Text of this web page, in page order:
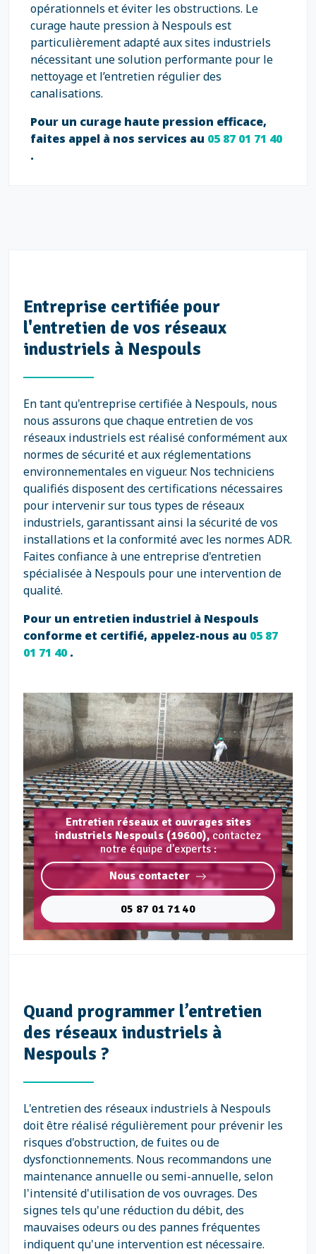
opérationnels et éviter les obstructions. Le
curage haute pression à Nespouls est
particulièrement adapté aux sites industriels
nécessitant une solution performante pour le
nettoyage et l’entretien régulier des
canalisations.
Pour un curage haute pression efficace,
faites appel à nos services au 05 87 01 71 40
.
Entreprise certifiée pour
l'entretien de vos réseaux
industriels à Nespouls
En tant qu'entreprise certifiée à Nespouls, nous
nous assurons que chaque entretien de vos
réseaux industriels est réalisé conformément aux
normes de sécurité et aux réglementations
environnementales en vigueur. Nos techniciens
qualifiés disposent des certifications nécessaires
pour intervenir sur tous types de réseaux
industriels, garantissant ainsi la sécurité de vos
installations et la conformité avec les normes ADR.
Faites confiance à une entreprise d'entretien
spécialisée à Nespouls pour une intervention de
qualité.
Pour un entretien industriel à Nespouls
conforme et certifié, appelez-nous au 05 87
01 71 40.
Entretien réseaux et ouvrages sites
industriels Nespouls (19600),contactez
notre équipe d'experts :
Nous contacter
05 87 01 71 40
Quand programmer l’entretien
des réseaux industriels à
Nespouls ?
L'entretien des réseaux industriels à Nespouls
doit être réalisé régulièrement pour prévenir les
risques d'obstruction, de fuites ou de
dysfonctionnements. Nous recommandons une
maintenance annuelle ou semi-annuelle, selon
l'intensité d'utilisation de vos ouvrages. Des
signes tels qu'une réduction du débit, des
mauvaises odeurs ou des pannes fréquentes
indiquent qu'une intervention est nécessaire.